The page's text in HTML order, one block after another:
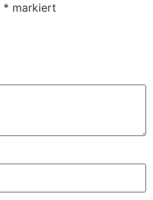
* markiert